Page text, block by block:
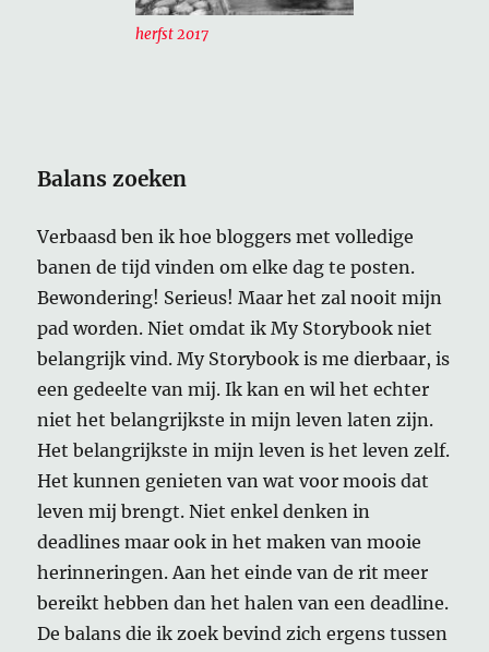
herfst 2017
Balans zoeken
Verbaasd ben ik hoe bloggers met volledige
banen de tijd vinden om elke dag te posten.
Bewondering! Serieus! Maar het zal nooit mijn
pad worden. Niet omdat ik My Storybook niet
belangrijk vind. My Storybook is me dierbaar, is
een gedeelte van mij. Ik kan en wil het echter
niet het belangrijkste in mijn leven laten zijn.
Het belangrijkste in mijn leven is het leven zelf.
Het kunnen genieten van wat voor moois dat
leven mij brengt. Niet enkel denken in
deadlines maar ook in het maken van mooie
herinneringen. Aan het einde van de rit meer
bereikt hebben dan het halen van een deadline.
De balans die ik zoek bevind zich ergens tussen